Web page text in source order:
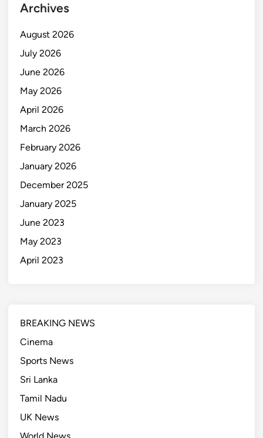
Archives
August 2026
July 2026
June 2026
May 2026
April 2026
March 2026
February 2026
January 2026
December 2025
January 2025
June 2023
May 2023
April 2023
BREAKING NEWS
Cinema
Sports News
Sri Lanka
Tamil Nadu
UK News